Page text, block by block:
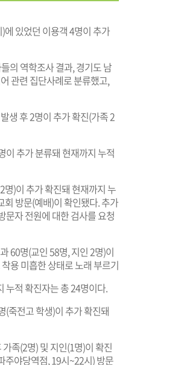
에 있었던 이용객 4명이 추가
의 역학조사 결과, 경기도 남
관련 집단사례로 분류했고,
생 후 2명이 추가 확진(가족 2
이 추가 분류돼 현재까지 누적
)이 추가 확진돼 현재까지 누
방문(예배)이 확인됐다. 추가
문자 전원에 대한 검사를 요청
60명(교인 58명, 지인 2명)이
용 미흡한 상태로 노래 부르기
누적 확진자는 총 24명이다.
(죽전고 학생)이 추가 확진돼
족(2명) 및 지인(1명)이 확진
주야당역점, 19시~22시) 방문